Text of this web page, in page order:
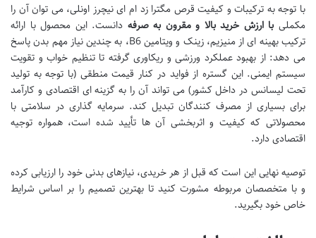
با توجه به ترکیبات و کیفیت قرص مگترا زد ام ای نیچرز اونلی، می توان آن را
مکملی با ارزش خرید بالا و مقرون به صرفه دانست. این محصول با ارائه
ترکیب بهینه ای از منیزیم، زینک و ویتامین B6، به چندین نیاز مهم بدن پاسخ
می دهد: از بهبود عملکرد ورزشی و ریکاوری گرفته تا تنظیم خواب و تقویت
سیستم ایمنی. این گستره از فواید در کنار قیمت منطقی (با توجه به تولید
تحت لیسانس در داخل کشور) می تواند آن را به گزینه ای اقتصادی و کارآمد
برای بسیاری از مصرف کنندگان تبدیل کند. سرمایه گذاری در سلامتی با
محصولاتی که کیفیت و اثربخشی آن ها تأیید شده است، همواره توجیه
اقتصادی دارد.
توصیه نهایی این است که قبل از هر خریدی، نیازهای بدنی خود را ارزیابی کرده
و با متخصصان مربوطه مشورت کنید تا بهترین تصمیم را بر اساس شرایط
خاص خود بگیرید.